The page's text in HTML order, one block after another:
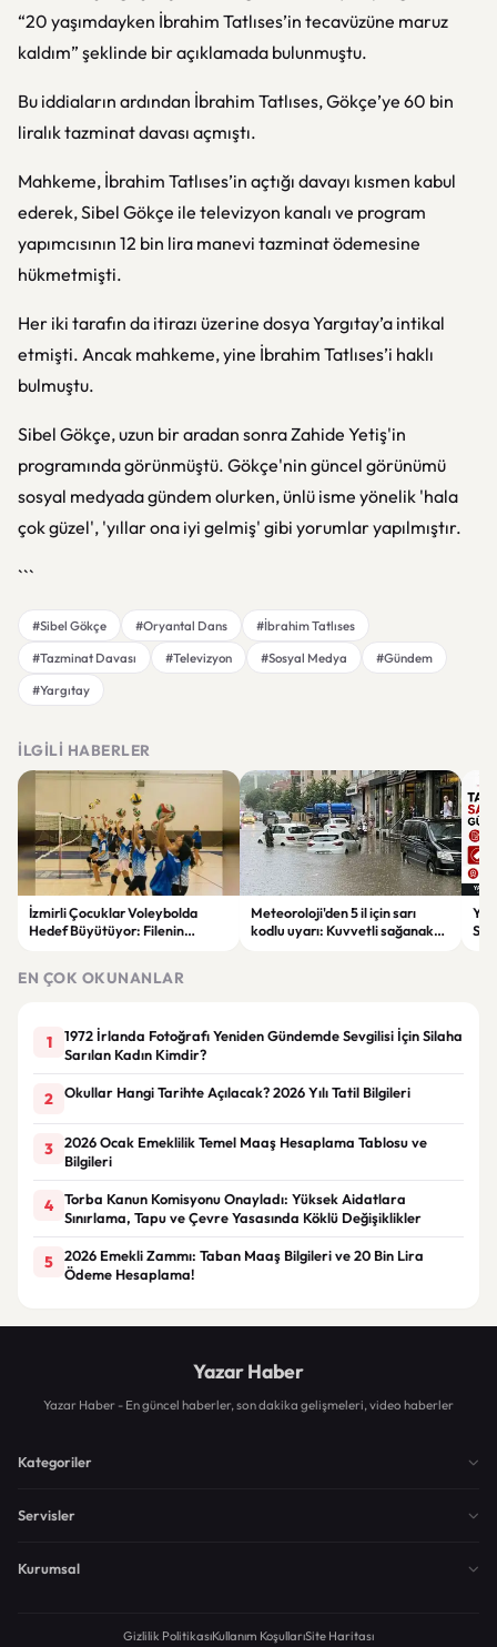
“20 yaşımdayken İbrahim Tatlıses’in tecavüzüne maruz
kaldım” şeklinde bir açıklamada bulunmuştu.
Bu iddiaların ardından İbrahim Tatlıses, Gökçe’ye 60 bin
liralık tazminat davası açmıştı.
Mahkeme, İbrahim Tatlıses’in açtığı davayı kısmen kabul
ederek, Sibel Gökçe ile televizyon kanalı ve program
yapımcısının 12 bin lira manevi tazminat ödemesine
hükmetmişti.
Her iki tarafın da itirazı üzerine dosya Yargıtay’a intikal
etmişti. Ancak mahkeme, yine İbrahim Tatlıses’i haklı
bulmuştu.
Sibel Gökçe, uzun bir aradan sonra Zahide Yetiş'in
programında görünmüştü. Gökçe'nin güncel görünümü
sosyal medyada gündem olurken, ünlü isme yönelik 'hala
çok güzel', 'yıllar ona iyi gelmiş' gibi yorumlar yapılmıştır.
```
#Sibel Gökçe #Oryantal Dans
#İbrahim Tatlıses
#Tazminat Davası
#Televizyon #Sosyal Medya
#Gündem
#Yargıtay
İLGILI HABERLER
İzmirli Çocuklar Voleybolda
Hedef Büyütüyor: Filenin
Meteoroloji'den 5 il için sarı
kodlu uyarı: Kuvvetli sağanak
EN ÇOK OKUNANLAR
1
1972 İrlanda Fotoğrafı Yeniden Gündemde Sevgilisi İçin Silaha
Sarılan Kadın Kimdir?
2 Okullar Hangi Tarihte Açılacak? 2026 Yılı Tatil Bilgileri
3
2026 Ocak Emeklilik Temel Maaş Hesaplama Tablosu ve
Bilgileri
4
Torba Kanun Komisyonu Onayladı: Yüksek Aidatlara
Sınırlama, Tapu ve Çevre Yasasında Köklü Değişiklikler
5
2026 Emekli Zammı: Taban Maaş Bilgileri ve 20 Bin Lira
Ödeme Hesaplama!
Yazar Haber
Yazar Haber - En güncel haberler, son dakika gelişmeleri, video haberler
Kategoriler
Servisler
Kurumsal
Gizlilik PolitikasıKullanım KoşullarıSite Haritası